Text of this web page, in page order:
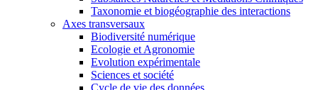
Taxonomie et biogéographie des interactions
Axes transversaux
Biodiversité numérique
Ecologie et Agronomie
Evolution expérimentale
Sciences et société
Cycle de vie des données